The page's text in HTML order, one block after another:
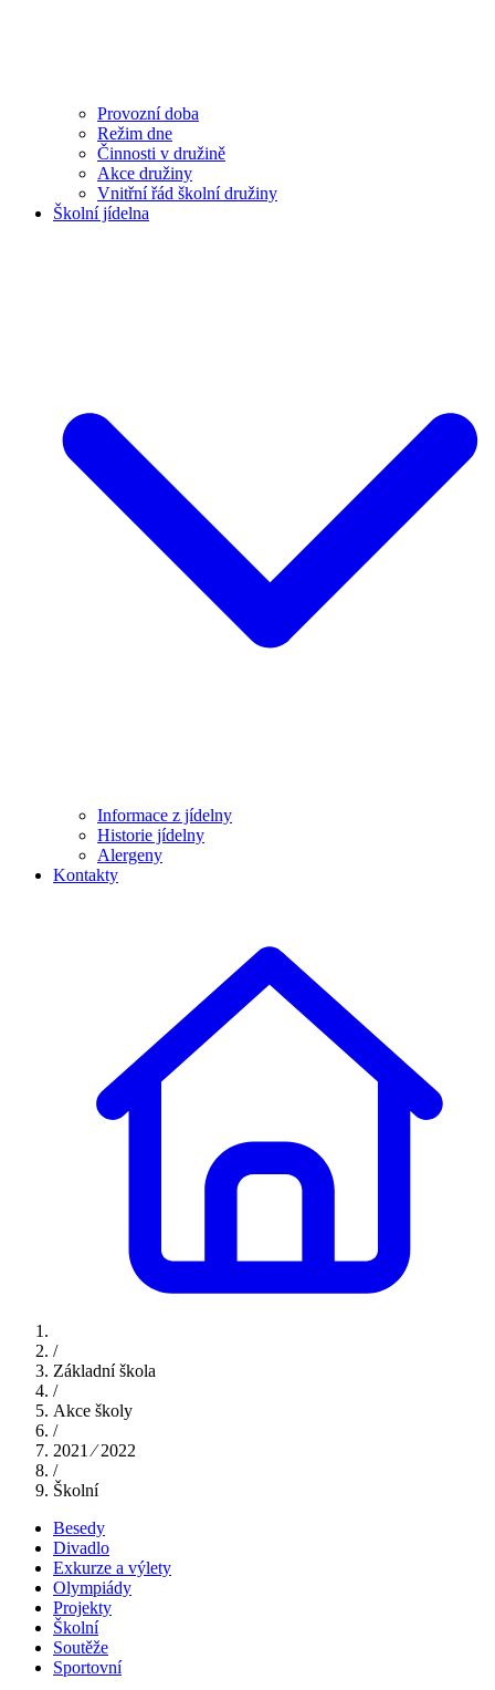
Provozní doba
Režim dne
Činnosti v družině
Akce družiny
Vnitřní řád školní družiny
Školní jídelna
Informace z jídelny
Historie jídelny
Alergeny
Kontakty
/
Základní škola
/
Akce školy
/
2021 ⁄ 2022
/
Školní
Besedy
Divadlo
Exkurze a výlety
Olympiády
Projekty
Školní
Soutěže
Sportovní